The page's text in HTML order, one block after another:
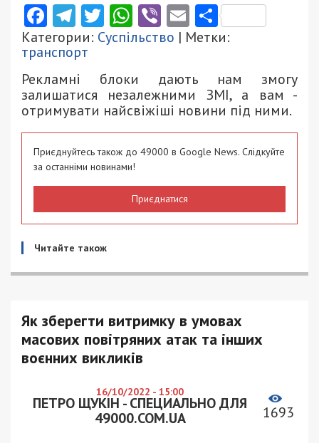
Facebook
Telegram
Twitter
WhatsApp
ViberEmail
Категории: Суспільство | Метки:
транспорт
Рекламні блоки дають нам змогу
залишатися незалежними ЗМІ, а вам -
отримувати найсвіжіші новини під ними.
Приєднуйтесь також до 49000 в Google News. Слідкуйте
за останніми новинами!
Приєднатися
Читайте також
Як зберегти витримку в умовах
масових повітряних атак та інших
воєнних викликів
16/10/2022 - 15:00
ПЕТРО ЩУКІН - СПЕЦИАЛЬНО ДЛЯ
49000.COM.UA
1693